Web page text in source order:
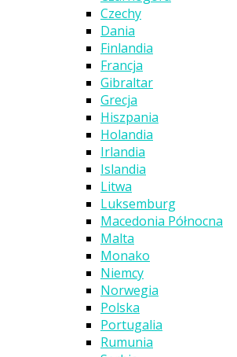
Czechy
Dania
Finlandia
Francja
Gibraltar
Grecja
Hiszpania
Holandia
Irlandia
Islandia
Litwa
Luksemburg
Macedonia Północna
Malta
Monako
Niemcy
Norwegia
Polska
Portugalia
Rumunia